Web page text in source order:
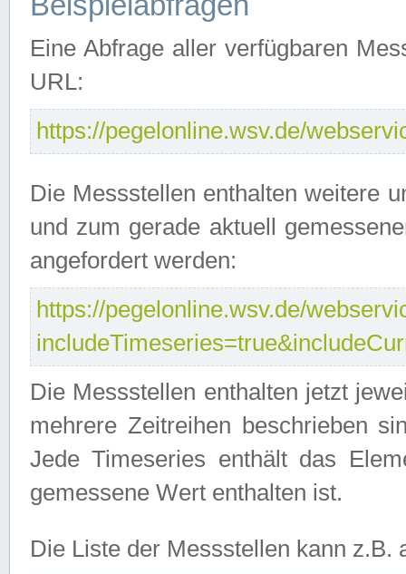
Eine Abfrage aller verfügbaren
URL:
https://pegelonline.wsv.de/
Die Messstellen enthalten weitere
und zum gerade aktuell
angefordert werden:
https://pegelonline.wsv.de/
Die Messstellen enthalten jetzt
mehrere Zeitreihen beschrieben
Jede Timeseries enthält das
gemessene Wert enthalten ist.
Die Liste der Messstellen kann